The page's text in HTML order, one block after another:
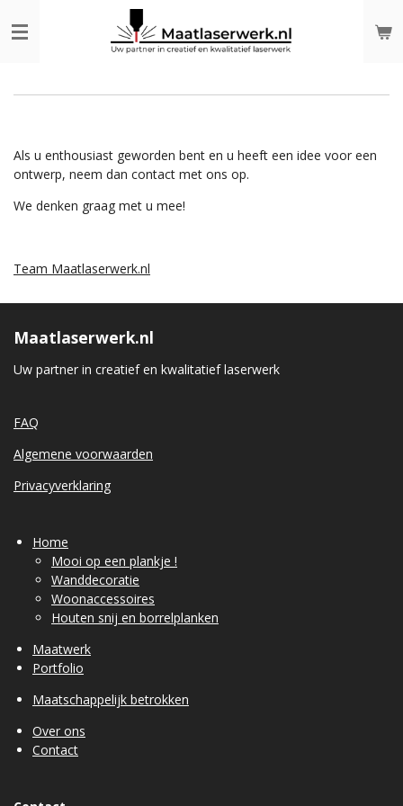
direct
hoofdinhoud
Als u enthousiast geworden bent en u heeft een idee voor een
ontwerp, neem dan contact met ons op.
We denken graag met u mee!
Team Maatlaserwerk.nl
Maatlaserwerk.nl
Uw partner in creatief en kwalitatief laserwerk
FAQ
Algemene voorwaarden
Privacyverklaring
Home
Mooi op een plankje !
Wanddecoratie
Woonaccessoires
Houten snij en borrelplanken
Maatwerk
Portfolio
Maatschappelijk betrokken
Over ons
Contact